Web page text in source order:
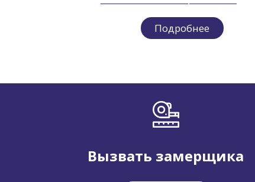
Подробнее
Вызвать замерщика